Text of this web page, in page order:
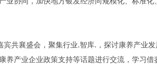
共襄盛会，聚集行业.智库.，探讨康养产业
养产业企业政策支持等话题进行交流，学习